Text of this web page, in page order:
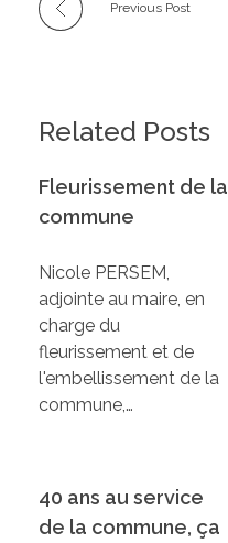
Previous Post
Related Posts
Fleurissement de la
commune
Nicole PERSEM,
adjointe au maire, en
charge du
fleurissement et de
l'embellissement de la
commune,…
40 ans au service
de la commune, ça